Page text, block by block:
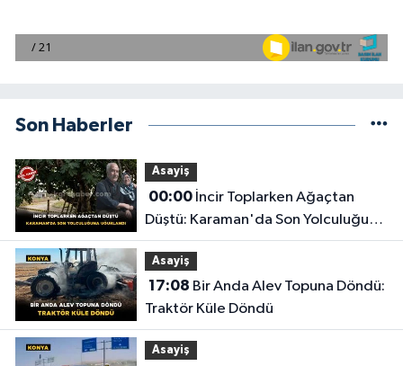
Son Haberler
Asayiş
00:00İncir Toplarken Ağaçtan
Düştü: Karaman'da Son Yolculuğuna
Uğurlandı
Asayiş
17:08
Traktör Küle Döndü
Asayiş